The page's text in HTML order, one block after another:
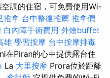
調的住宿，可免費使用Wi-
推拿 台中整復推薦 推拿價
白內障手術費用 外燴buffet
雄 學習按摩 台中按摩排毒
在Piran的心中提供露台住
La 大里按摩 Prora位於距離